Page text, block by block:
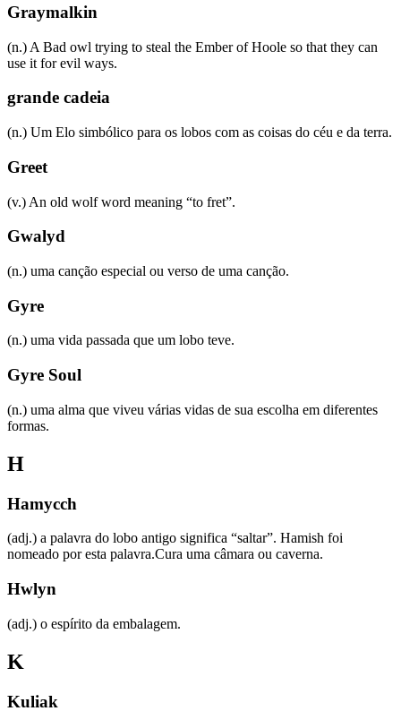
Graymalkin
(n.) A Bad owl trying to steal the Ember of Hoole so that they can
use it for evil ways.
grande cadeia
(n.) Um Elo simbólico para os lobos com as coisas do céu e da terra.
Greet
(v.) An old wolf word meaning “to fret”.
Gwalyd
(n.) uma canção especial ou verso de uma canção.
Gyre
(n.) uma vida passada que um lobo teve.
Gyre Soul
(n.) uma alma que viveu várias vidas de sua escolha em diferentes
formas.
H
Hamycch
(adj.) a palavra do lobo antigo significa “saltar”. Hamish foi
nomeado por esta palavra.Cura uma câmara ou caverna.
Hwlyn
(adj.) o espírito da embalagem.
K
Kuliak